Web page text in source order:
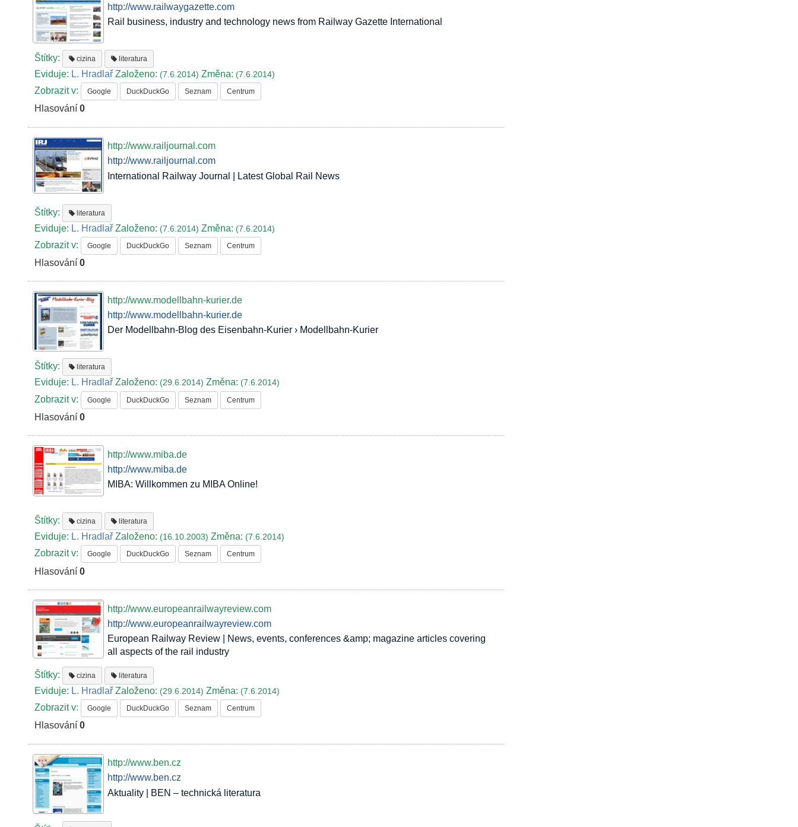
http://www.railwaygazette.com
Rail business, industry and technology news from Railway Gazette International
Štítky: cizina literatura
Eviduje: L. Hradlař Založeno:(7.6.2014)Změna:(7.6.2014)
Zobrazit v: Google DuckDuckGo Seznam Centrum
Hlasování0
http://www.railjournal.com
http://www.railjournal.com
International Railway Journal | Latest Global Rail News
Štítky: literatura
Eviduje: L. Hradlař Založeno:(7.6.2014)Změna:(7.6.2014)
Zobrazit v: Google DuckDuckGo Seznam Centrum
Hlasování0
http://www.modellbahn-kurier.de
http://www.modellbahn-kurier.de
Der Modellbahn-Blog des Eisenbahn-Kurier › Modellbahn-Kurier
Štítky: literatura
Eviduje: L. Hradlař Založeno:(29.6.2014)Změna:(7.6.2014)
Zobrazit v: Google DuckDuckGo Seznam Centrum
Hlasování0
http://www.miba.de
http://www.miba.de
MIBA: Willkommen zu MIBA Online!
Štítky: cizina literatura
Eviduje: L. Hradlař Založeno:(16.10.2003)Změna:(7.6.2014)
Zobrazit v: Google DuckDuckGo Seznam Centrum
Hlasování0
http://www.europeanrailwayreview.com
http://www.europeanrailwayreview.com
European Railway Review | News, events, conferences &amp; magazine articles covering
all aspects of the rail industry
Štítky: cizina literatura
Eviduje: L. Hradlař Založeno:(29.6.2014)Změna:(7.6.2014)
Zobrazit v: Google DuckDuckGo Seznam Centrum
Hlasování0
http://www.ben.cz
http://www.ben.cz
Aktuality | BEN – technická literatura